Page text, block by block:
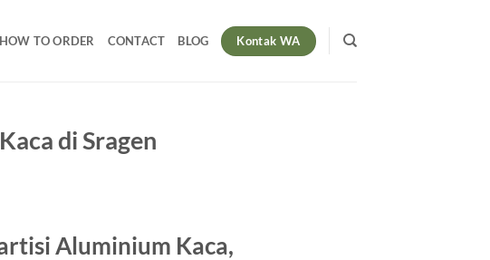
HOW TO ORDER CONTACT BLOG Kontak WA
di Sragen
Aluminium Kaca,